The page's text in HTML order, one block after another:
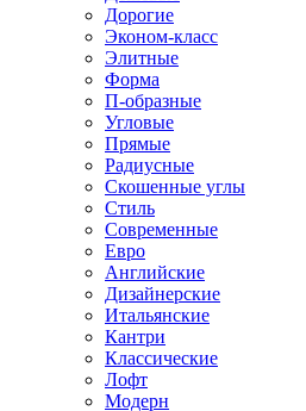
Дорогие
Эконом-класс
Элитные
Форма
П-образные
Угловые
Прямые
Радиусные
Скошенные углы
Стиль
Современные
Евро
Английские
Дизайнерские
Итальянские
Кантри
Классические
Лофт
Модерн